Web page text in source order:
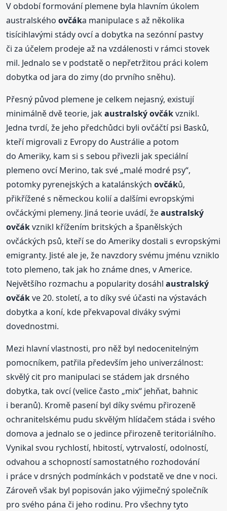
V období formování plemene byla hlavním úkolem
australskéhoovčáka manipulace s až několika
tisícihlavými stády ovcí a dobytka na sezónní pastvy
či za účelem prodeje až na vzdálenosti v rámci stovek
mil. Jednalo se v podstatě o nepřetržitou práci kolem
dobytka od jara do zimy (do prvního sněhu).
Přesný původ plemene je celkem nejasný, existují
minimálně dvě teorie, jakaustralský ovčákvznikl.
Jedna tvrdí, že jeho předchůdci byli ovčáčtí psi Basků,
kteří migrovali z Evropy do Austrálie a potom
do Ameriky, kam si s sebou přivezli jak speciální
plemeno ovcí Merino, tak své „malé modré psy“,
potomky pyrenejských a katalánskýchovčáků,
přikřížené s německou kolií a dalšími evropskými
ovčáckými plemeny. Jiná teorie uvádí, žeaustralský
ovčákvznikl křížením britských a španělských
ovčáckých psů, kteří se do Ameriky dostali s evropskými
emigranty. Jisté ale je, že navzdory svému jménu vzniklo
toto plemeno, tak jak ho známe dnes, v Americe.
Největšího rozmachu a popularity dosáhlaustralský
ovčákve 20. století, a to díky své účasti na výstavách
dobytka a koní, kde překvapoval diváky svými
dovednostmi.
Mezi hlavní vlastnosti, pro něž byl nedocenitelným
pomocníkem, patřila především jeho univerzálnost:
skvělý cit pro manipulaci se stádem jak drsného
dobytka, tak ovcí (velice často „mix“ jehňat, bahnic
i beranů). Kromě pasení byl díky svému přirozeně
ochranitelskému pudu skvělým hlídačem stáda i svého
domova a jednalo se o jedince přirozeně teritoriálního.
Vynikal svou rychlostí, hbitostí, vytrvalostí, odolností,
odvahou a schopností samostatného rozhodování
i práce v drsných podmínkách v podstatě ve dne v noci.
Zároveň však byl popisován jako výjimečný společník
pro svého pána či jeho rodinu. Pro všechny tyto